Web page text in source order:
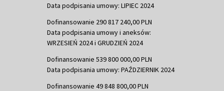
Data podpisania umowy: LIPIEC 2024
Dofinansowanie 290 817 240,00 PLN
Data podpisania umowy i aneksów:
WRZESIEŃ 2024 i GRUDZIEŃ 2024
Dofinansowanie 539 800 000,00 PLN
Data podpisania umowy: PAŹDZIERNIK 2024
Dofinansowanie 49 848 800,00 PLN